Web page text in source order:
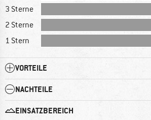
3 Sterne
2 Sterne
1 Stern
VORTEILE
NACHTEILE
EINSATZBEREICH